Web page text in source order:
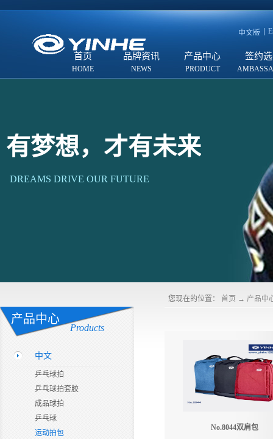
中文版
首页 品牌资讯 产品中心 签约
有梦想，才有未来
DREAMS DRIVE OUR FUTURE
产品中心
Products
中文
乒乓球拍
乒乓球拍套胶
成品球拍
乒乓球
运动拍包
您现在的位置： 首页 → 产品中
No.8044双肩包